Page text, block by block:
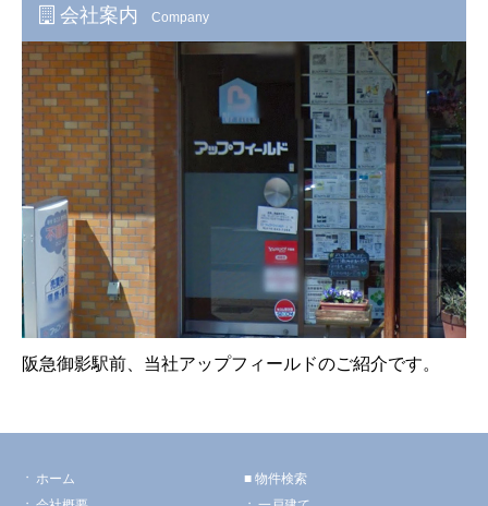
会社案内 Company
阪急御影駅前、当社アップフィールドのご紹介です。
ホーム
物件検索